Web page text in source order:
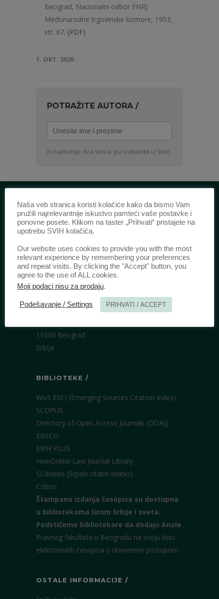
Beograd, Nacionalni odbor FNRJ
Međunarodne trgovinske komore, 1953,
str. 67. (PDF)
1. OKT. 2020.
POTRAŽITE AUTORA /
Unesite
ime
iili najmanje dva slova, pa izaberite iz liste.
IDENTIFIKACIJA /
ISSN:0003-2565(Štampano izdanje)
eISSN:2406-2693(Onlajn izdanje)
DOI:10.51204/Anali_PFBU_1906
IZDAVAČ /
Pravni fakultet Univerziteta u Beogradu
11000 Beograd
Srbija
BIBLIOTEKE /
WoS ESCI (Emerging Sources Citation Index)
SCOPUS
Directory of Open Access Journals (DOAJ)
EBSCO
ERIH PLUS
HeinOnline Law Journal Library
SCIndeks (Srpski citatni indeks)
Cobiss
Štampana izdanja časopisa su dostupna
u bibliotekama širom Srbije i sveta.
Podstičemo bibliotekare da dodaju Anale
Pravnog fakulteta u Beogradu na svoju listu
elektronskih časopisa s otvorenim pristupom.
OSTALE INFORMACIJE /
Naša veb stranica koristi kolačiće kako da bismo Vam
pružili najrelevantnije iskustvo pamteći vaše postavke i
ponovne posete. Klikom na taster „Prihvati“ pristajete na
upotrebu SVIH kolačića.
Our website uses cookies to provide you with the most
relevant experience by remembering your preferences
and repeat visits. By clicking the "Accept" button, you
agree to the use of ALL cookies.
Moji podaci nisu za prodaju.
Podešavanje / Settings PRIHVATI / ACCEPT